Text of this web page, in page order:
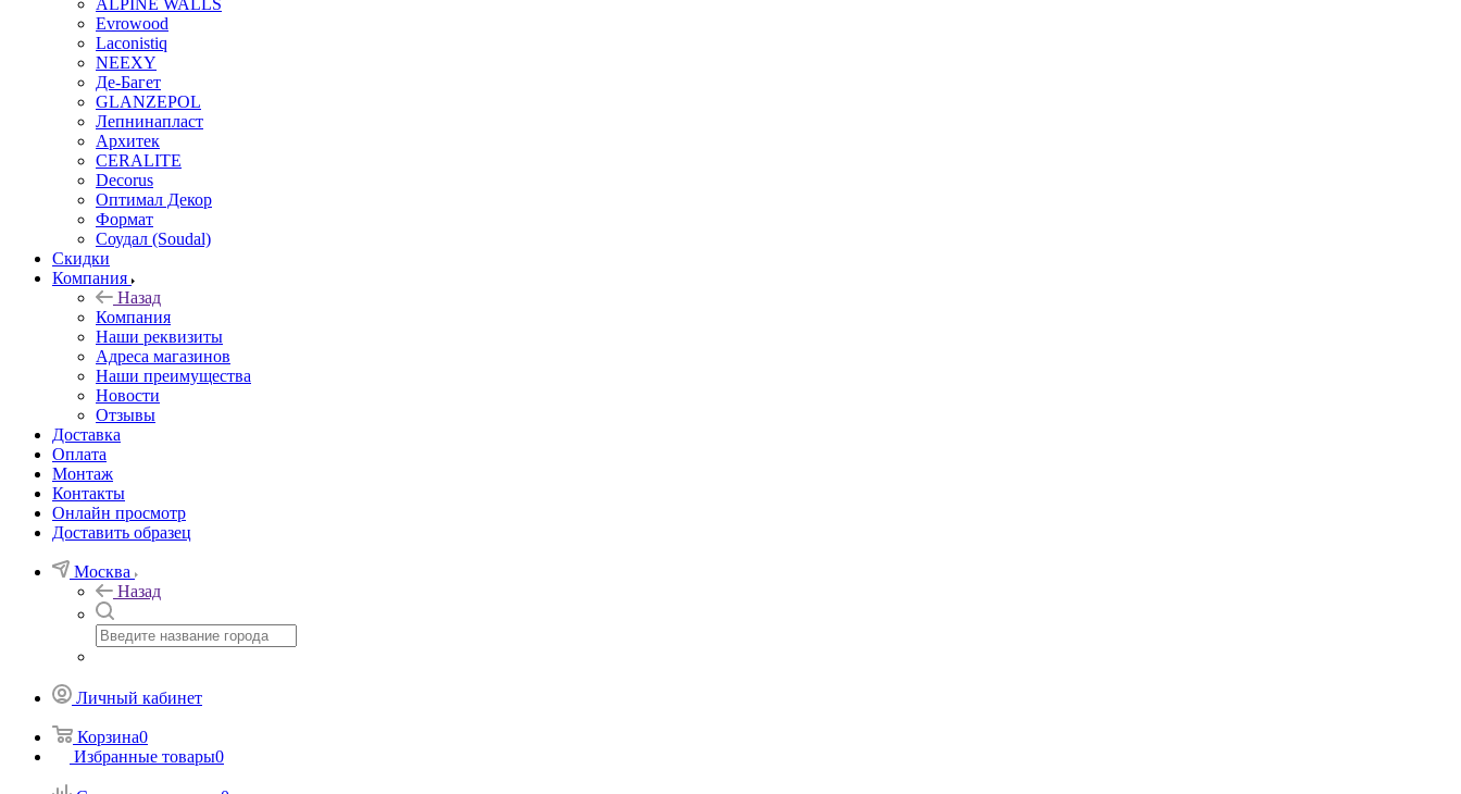
ALPINE WALLS
Evrowood
Laconistiq
NEEXY
Де-Багет
GLANZEPOL
Лепнинапласт
Архитек
CERALITE
Decorus
Оптимал Декор
Формат
Соудал (Soudal)
Скидки
Компания
Назад
Компания
Наши реквизиты
Адреса магазинов
Наши преимущества
Новости
Отзывы
Доставка
Оплата
Монтаж
Контакты
Онлайн просмотр
Доставить образец
Москва
Назад
Личный кабинет
Корзина0
Избранные товары0